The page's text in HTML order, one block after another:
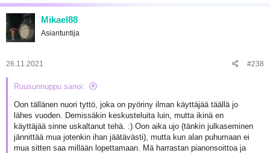
a
k
t
o
:
Mikael88
Asiantuntija
26.11.2021 #238
Ruusunnuppu sanoi:
Oon tällänen nuori tyttö, joka on pyöriny ilman käyttäjää täällä jo
lähes vuoden. Demissäkin keskusteluita luin, mutta ikinä en
käyttäjää sinne uskaltanut tehä. :) Oon aika ujo (tänkin julkaseminen
jännittää mua jotenkin ihan jäätävästi), mutta kun alan puhumaan ei
mua sitten saa millään lopettamaan. Mä harrastan pianonsoittoa ja